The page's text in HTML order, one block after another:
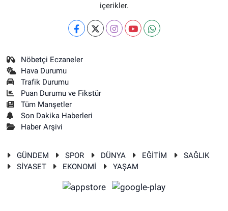
içerikler.
Nöbetçi Eczaneler
Hava Durumu
Trafik Durumu
Puan Durumu ve Fikstür
Tüm Manşetler
Son Dakika Haberleri
Haber Arşivi
GÜNDEM SPOR DÜNYA EĞİTİM
SAĞLIK
SİYASET
EKONOMİ YAŞAM